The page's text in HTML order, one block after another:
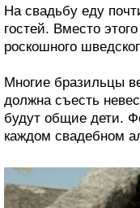
На свадьбу еду
гостей. Вместо
роскошного
Многие бразильцы
должна съесть
будут общие дети.
каждом свадебном